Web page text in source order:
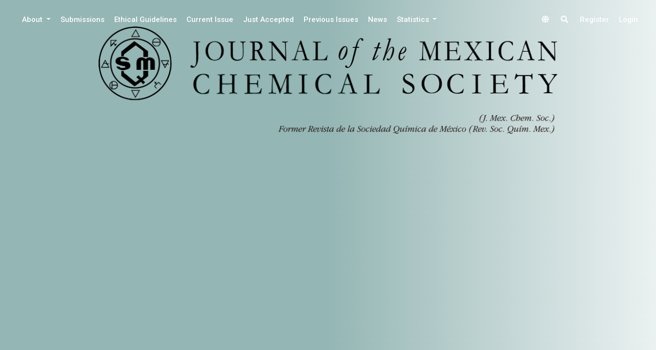
About Submissions Ethical Guidelines Current Issue Just Accepted Previous Issues News Statistics Register Login